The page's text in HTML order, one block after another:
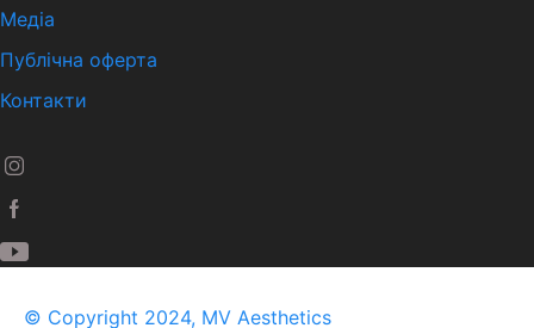
Медіа
Публічна оферта
Контакти
© Copyright 2024, MV Aesthetics